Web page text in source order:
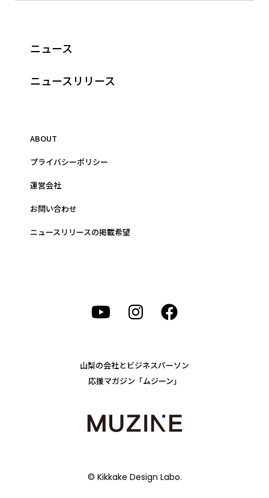
ニュース
ニュースリリース
ABOUT
プライバシーポリシー
運営会社
お問い合わせ
ニュースリリースの掲載希望
山梨の会社とビジネスパーソン
応援マガジン「ムジーン」
© Kikkake Design Labo.